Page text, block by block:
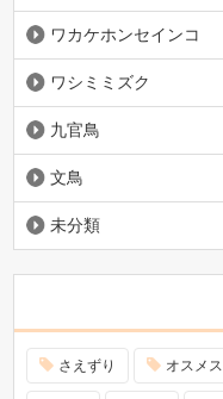
ワカケホンセインコ
ワシミミズク
九官鳥
文鳥
未分類
さえずり オスメス